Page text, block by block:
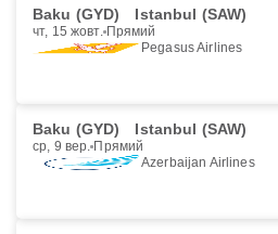
Baku (GYD) Istanbul (SAW)
чт, 15 жовт. Прямий
Pegasus Airlines
Baku (GYD) Istanbul (SAW)
ср, 9 вер. Прямий
Azerbaijan Airlines